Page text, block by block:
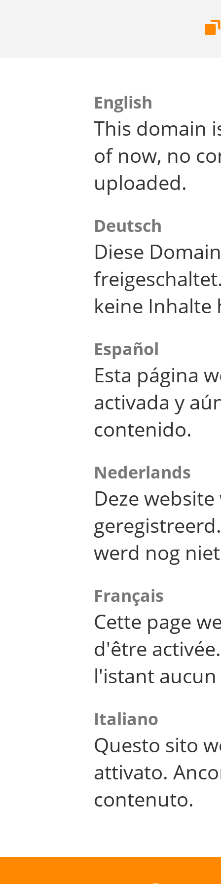
English
This domain
of now, no
uploaded.
Deutsch
Diese
keine Inhalte
Español
Esta página
activada y
contenido.
Nederlands
Deze
werd nog
Français
Cette page
d'être
l'istant
Italiano
Questo sito
attivato.
contenuto.